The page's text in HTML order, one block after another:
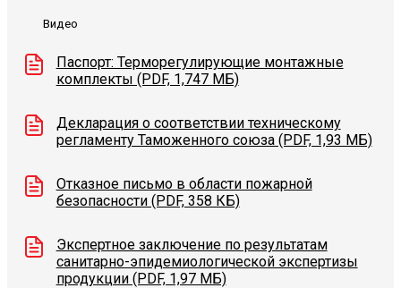
Видео
Паспорт: Терморегулирующие монтажные
комплекты (PDF, 1,747 MБ)
Декларация о соответствии техническому
регламенту Таможенного союза (PDF, 1,93 МБ)
Отказное письмо в области пожарной
безопасности (PDF, 358 КБ)
Экспертное заключение по результатам
санитарно-эпидемиологической экспертизы
продукции (PDF, 1,97 МБ)